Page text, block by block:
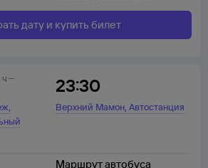
дату и купить билет
,
23:30
Верхний Мамон,Автостанция
ч
Маршрут автобуса